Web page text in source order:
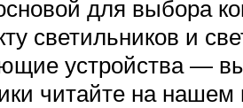
для выбора
светильников и
устройства —
читайте на нашем